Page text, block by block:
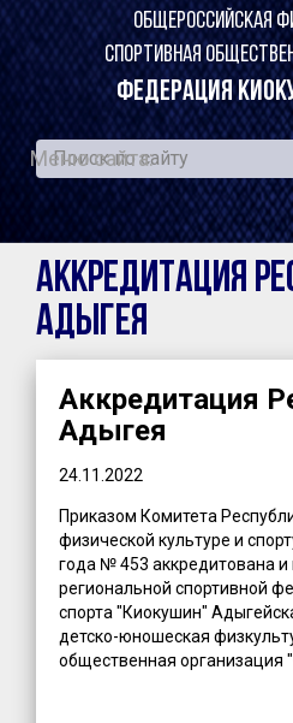
ОБЩЕРОССИЙСКАЯ
СПОРТИВНАЯ
ФЕДЕРАЦИЯ
Меню сайта:
Аккредитация
Адыгея
Аккредитация
Адыгея
24.11.2022
Приказом Комитета
физической культуре и
года № 453 аккредитована и
региональной спортивной
спорта "Киокушин"
детско-юношеская
общественная организация